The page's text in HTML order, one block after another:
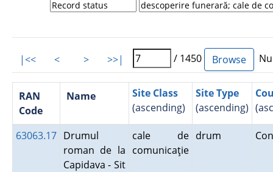
|<< < > >>| / 1450
RAN
Code
Name
Site Class
(ascending)
Site Type
(ascending)
63063.17 Drumul
roman de la
Capidava - Sit
cale de
comunicaţie
drum